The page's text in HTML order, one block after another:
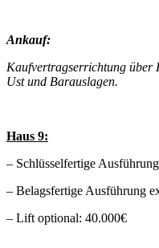
Ankauf:
Kaufvertragserrichtung über
Ust und Barauslagen.
Haus 9:
– Schlüsselfertige
– Belagsfertige Ausführung
– Lift optional: 40.000€